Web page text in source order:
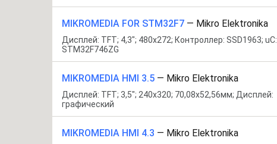
MIKROMEDIA FOR STM32F7 — Mikro Elektronika
Дисплей: TFT; 4,3"; 480x272; Контроллер: SSD1963; uC:
STM32F746ZG
MIKROMEDIA HMI 3.5 — Mikro Elektronika
Дисплей: TFT; 3,5"; 240x320; 70,08x52,56мм; Дисплей:
графический
MIKROMEDIA HMI 4.3 — Mikro Elektronika